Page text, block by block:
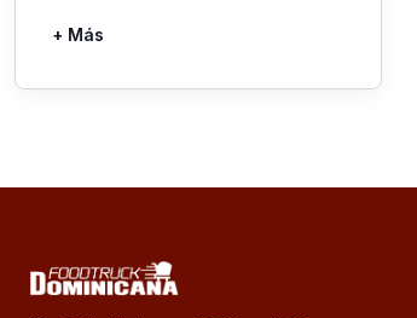
Pastas
Picaderas
Sazones y Salsas
Vegetales
+ Más